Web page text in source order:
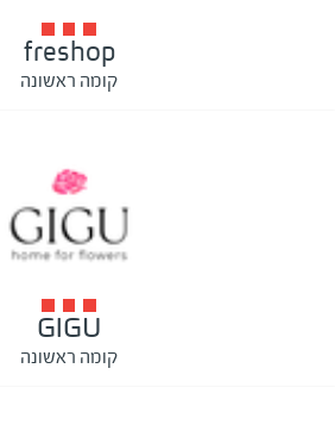
freshop
קומה ראשונה
GIGU
קומה ראשונה